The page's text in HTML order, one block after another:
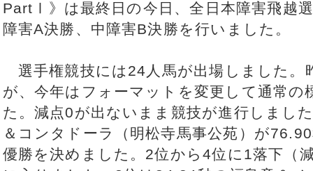
PartⅠ》は最終日の今日、全日本障害飛越
障害A決勝、中障害B決勝を行いました。
選手権競技には24人馬が出場しました。
が、今年はフォーマットを変更して通常の
た。減点0が出ないまま競技が進行しまし
＆コンタドーラ（明松寺馬事公苑）が
優勝を決めました。2位から4位に1落下（